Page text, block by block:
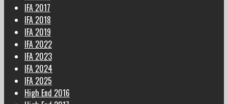
IFA 2017
IFA 2018
IFA 2019
IFA 2022
IFA 2023
IFA 2024
IFA 2025
High End 2016